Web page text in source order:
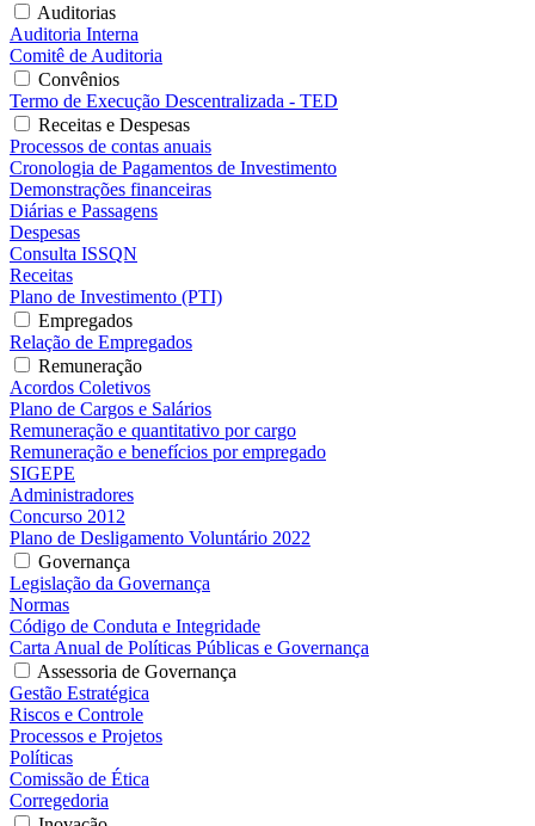
Auditorias
Auditoria Interna
Comitê de Auditoria
Convênios
Termo de Execução Descentralizada - TED
Receitas e Despesas
Processos de contas anuais
Cronologia de Pagamentos de Investimento
Demonstrações financeiras
Diárias e Passagens
Despesas
Consulta ISSQN
Receitas
Plano de Investimento (PTI)
Empregados
Relação de Empregados
Remuneração
Acordos Coletivos
Plano de Cargos e Salários
Remuneração e quantitativo por cargo
Remuneração e benefícios por empregado
SIGEPE
Administradores
Concurso 2012
Plano de Desligamento Voluntário 2022
Governança
Legislação da Governança
Normas
Código de Conduta e Integridade
Carta Anual de Políticas Públicas e Governança
Assessoria de Governança
Gestão Estratégica
Riscos e Controle
Processos e Projetos
Políticas
Comissão de Ética
Corregedoria